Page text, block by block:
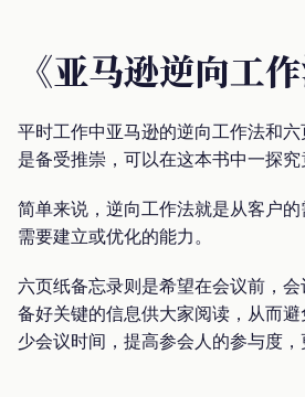
《亚马逊逆向工作
平时工作中亚马逊的逆向工作法和
是备受推崇，可以在这本书中一探究
简单来说，逆向工作法就是从客户
需要建立或优化的能力。
六页纸备忘录则是希望在会议前，
备好关键的信息供大家阅读，从而
少会议时间，提高参会人的参与度，